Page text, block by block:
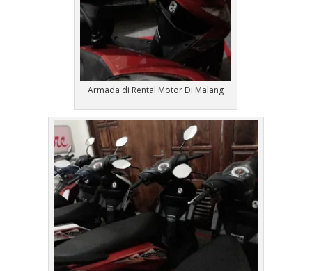
Armada di Rental Motor Di Malang